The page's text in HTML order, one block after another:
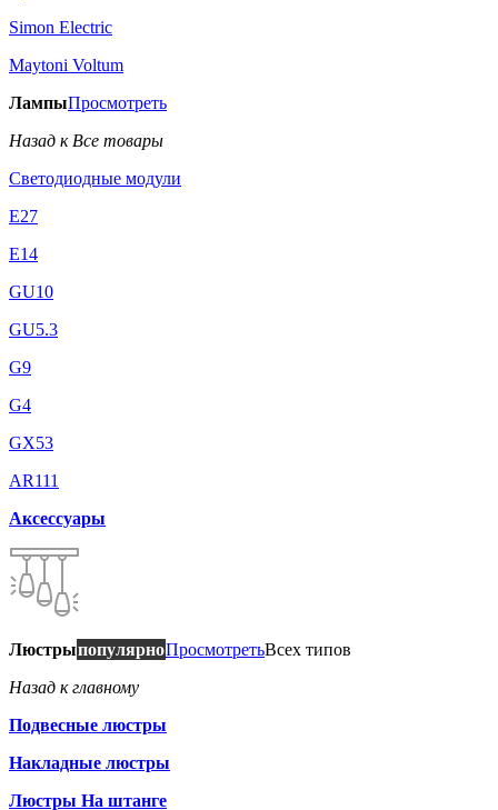
Simon Electric
Maytoni Voltum
ЛампыПросмотреть
Назад к Все товары
Светодиодные модули
E27
E14
GU10
GU5.3
G9
G4
GX53
AR111
Аксессуары
ЛюстрыпопулярноПросмотретьВсех типов
Назад к главному
Подвесные люстры
Накладные люстры
Люстры На штанге